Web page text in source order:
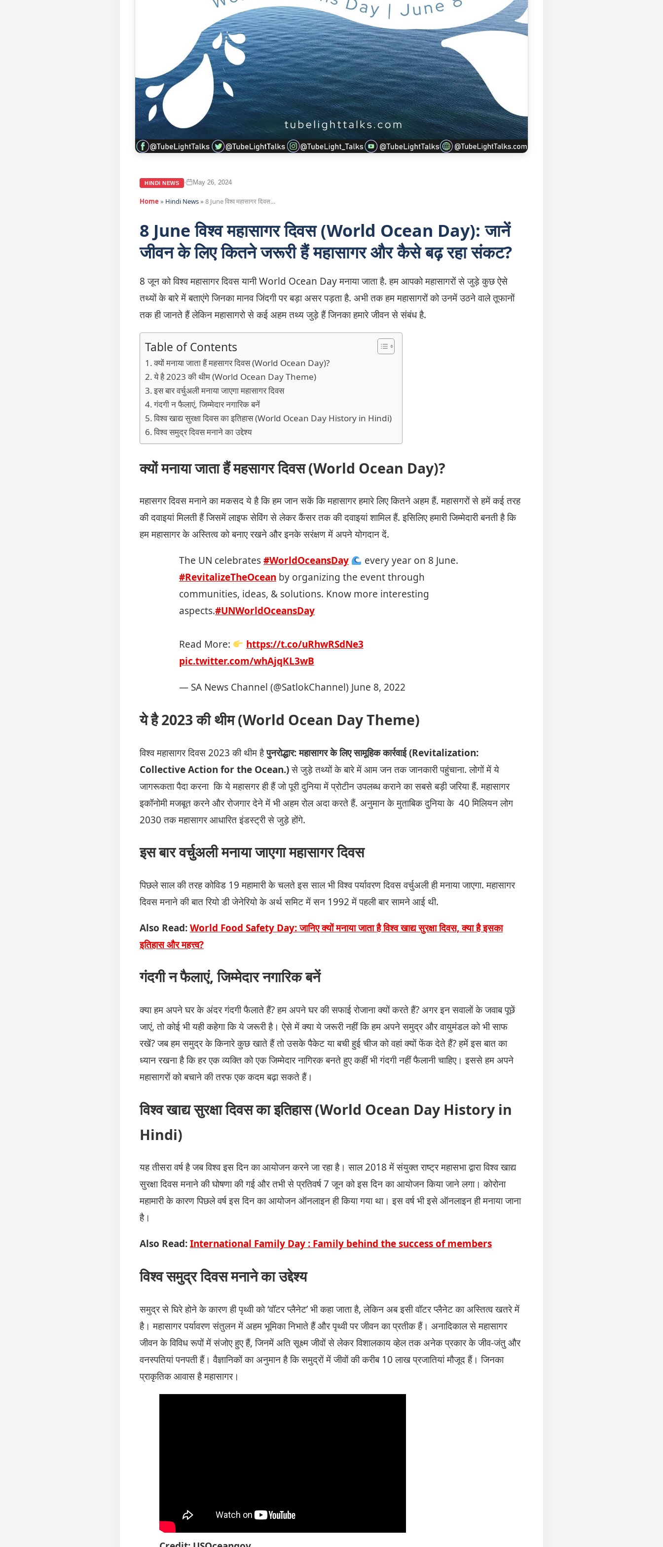
HINDI NEWS • May 26, 2024
Home » Hindi News» 8 June विश्व महासागर दिवस…
8 June विश्व महासागर दिवस (World Ocean Day): जानें
जीवन के लिए कितने जरूरी हैं महासागर और कैसे बढ़ रहा संकट?
8 जून को विश्व महासागर दिवस यानी World Ocean Day मनाया जाता है. हम आपको महासागरों से जुड़े कुछ ऐसे
तथ्यों के बारे में बताएंगे जिनका मानव जिंदगी पर बड़ा असर पड़ता है. अभी तक हम महासागरों को उनमें उठने वाले तूफानों
तक ही जानते हैं लेकिन महासागरो से कई अहम तथ्य जुड़े हैं जिनका हमारे जीवन से संबंध है.
Table of Contents
क्यों मनाया जाता हैं महसागर दिवस (World Ocean Day)?
ये है 2023 की थीम (World Ocean Day Theme)
इस बार वर्चुअली मनाया जाएगा महासागर दिवस
गंदगी न फैलाएं, जिम्मेदार नगारिक बनें
विश्व खाद्य सुरक्षा दिवस का इतिहास (World Ocean Day History in Hindi)
विश्व समुद्र दिवस मनाने का उद्देश्य
क्यों मनाया जाता हैं महसागर दिवस (World Ocean Day)?
महासगर दिवस मनाने का मकसद ये है कि हम जान सकें कि महासागर हमारे लिए कितने अहम हैं. महासगरों से हमें कई तरह
की दवाइयां मिलती हैं जिसमें लाइफ सेविंग से लेकर कैंसर तक की दवाइयां शामिल हैं. इसिलिए हमारी जिम्मेदारी बनती है कि
हम महासागर के अस्तित्व को बनाए रखने और इनके सरंक्षण में अपने योगदान दें.
The UN celebrates#WorldOceansDay
every year on 8 June.
#RevitalizeTheOcean by organizing the event through
communities, ideas, & solutions. Know more interesting
aspects.#UNWorldOceansDay
Read More:
https://t.co/uRhwRSdNe3
pic.twitter.com/whAjqKL3wB
— SA News Channel (@SatlokChannel) June 8, 2022
ये है 2023 की थीम (World Ocean Day Theme)
विश्व महासागर दिवस 2023 की थीम हैपुनरोद्धार: महासागर के लिए सामूहिक कार्रवाई (Revitalization:
Collective Action for the Ocean.)से जुड़े तथ्यों के बारे में आम जन तक जानकारी पहुंचाना. लोगों में ये
जागरूकता पैदा करना कि ये महासगर ही हैं जो पूरी दुनिया में प्रोटीन उपलब्ध कराने का सबसे बड़ी जरिया हैं. महासागर
इकॉनोमी मजबूत करने और रोजगार देने में भी अहम रोल अदा करते हैं. अनुमान के मुताबिक दुनिया के 40 मिलियन लोग
2030 तक महासागर आधारित इंडस्ट्री से जुड़े होंगे.
इस बारवर्चुअली मनाया जाएगा महासागर दिवस
पिछले साल की तरह कोविड 19 महामारी के चलते इस साल भी विश्व पर्यावरण दिवस वर्चुअली ही मनाया जाएगा. महासागर
दिवस मनाने की बात रियो डी जेनेरियो के अर्थ समिट में सन 1992 में पहली बार सामने आई थी.
Also Read:World Food Safety Day: जानिए क्यों मनाया जाता है विश्व खाद्य सुरक्षा दिवस, क्या है इसका
इतिहास और महत्त्व?
गंदगी न फैलाएं, जिम्मेदार नगारिक बनें
क्या हम अपने घर के अंदर गंदगी फैलाते हैं? हम अपने घर की सफाई रोजाना क्यों करते हैं? अगर इन सवालों के जवाब पूछें
जाएं, तो कोई भी यही कहेगा कि ये जरूरी है। ऐसे में क्या ये जरूरी नहीं कि हम अपने समुद्र और वायुमंडल को भी साफ
रखें? जब हम समुद्र के किनारे कुछ खाते हैं तो उसके पैकेट या बची हुई चीज को वहां क्यों फेंक देते हैं? हमें इस बात का
ध्यान रखना है कि हर एक व्यक्ति को एक जिम्मेदार नागिरक बनते हुए कहीं भी गंदगी नहीं फैलानी चाहिए। इससे हम अपने
महासागरों को बचाने की तरफ एक कदम बढ़ा सकते हैं।
विश्व खाद्य सुरक्षा दिवस का इतिहास (World Ocean Day History in
Hindi)
यह तीसरा वर्ष है जब विश्व इस दिन का आयोजन करने जा रहा है। साल 2018 में संयुक्त राष्ट्र महासभा द्वारा विश्व खाद्य
सुरक्षा दिवस मनाने की घोषणा की गई और तभी से प्रतिवर्ष 7 जून को इस दिन का आयोजन किया जाने लगा। कोरोना
महामारी के कारण पिछले वर्ष इस दिन का आयोजन ऑनलाइन ही किया गया था। इस वर्ष भी इसे ऑनलाइन ही मनाया जाना
है।
Also Read:International Family Day : Family behind the success of members
विश्व समुद्र दिवस मनाने का उद्देश्य
समुद्र से घिरे होने के कारण ही पृथ्वी को ‘वॉटर प्लैनेट’ भी कहा जाता है, लेकिन अब इसी वॉटर प्लैनेट का अस्तित्व खतरे में
है। महासागर पर्यावरण संतुलन में अहम भूमिका निभाते हैं और पृथ्वी पर जीवन का प्रतीक हैं। अनादिकाल से महासागर
जीवन के विविध रूपों में संजोए हुए हैं, जिनमें अति सूक्ष्म जीवों से लेकर विशालकाय व्हेल तक अनेक प्रकार के जीव-जंतु और
वनस्पतियां पनपती हैं। वैज्ञानिकों का अनुमान है कि समुद्रों में जीवों की करीब 10 लाख प्रजातियां मौजूद हैं। जिनका
प्राकृतिक आवास है महासागर।